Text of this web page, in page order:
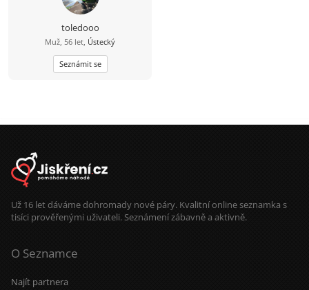
podpory. Mohu ti nabídnout
spolehlivost a férové jednání.
Hledám někoho, s kým si budeme
dávat najevo, že o sebe stojíme, a
budeme si vzájemně oporou v tom,
co prožíváme. Pokud ti také chybí
blízkost a nevadí ti má situace, ozvi
toledooo
Muž, 56 let, Ústecký
Seznámit se
Už 16 let dáváme dohromady nové páry. Kvalitní online seznamka s
tisíci prověřenými uživateli. Seznámení zábavně a aktivně.
O Seznamce
Najít partnera